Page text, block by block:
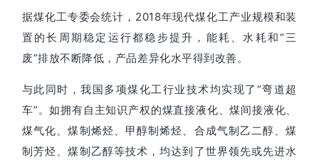
据煤化工专委会统计，2018年现代煤化工产业规模和装
置的长周期稳定运行都稳步提升，能耗、水耗和“三
废”排放不断降低，产品差异化水平得到改善。
与此同时，我国多项煤化工行业技术均实现了“弯道超
车”。如拥有自主知识产权的煤直接液化、煤间接液化、
煤气化、煤制烯烃、甲醇制烯烃、合成气制乙二醇、煤
制芳烃、煤制乙醇等技术，均达到了世界领先或先进水